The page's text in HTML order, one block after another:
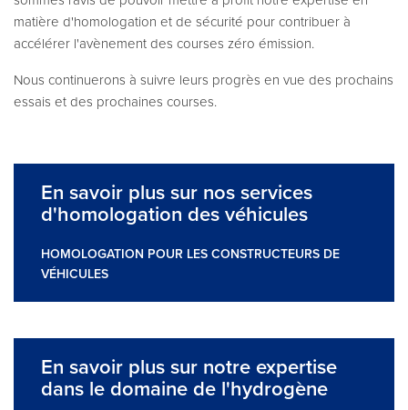
matière d'homologation et de sécurité pour contribuer à
accélérer l'avènement des courses zéro émission.
Nous continuerons à suivre leurs progrès en vue des prochains
essais et des prochaines courses.
En savoir plus sur nos services
d'homologation des véhicules
HOMOLOGATION POUR LES CONSTRUCTEURS DE
VÉHICULES
En savoir plus sur notre expertise
dans le domaine de l'hydrogène